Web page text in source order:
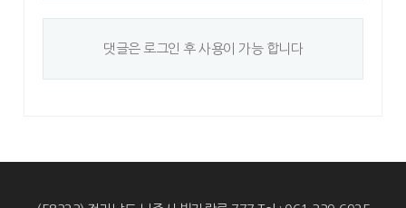
댓글은 로그인 후 사용이 가능 합니다